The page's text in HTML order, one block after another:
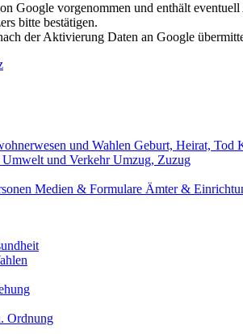
Google vorgenommen und enthält
bitte bestätigen.
der Aktivierung Daten an Google
und Wahlen Geburt, Heirat, Tod
Umwelt und VerkehrUmzug, Zuzug
Medien & Formulare Ämter &
Ordnung